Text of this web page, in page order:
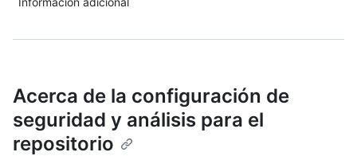
Acerca de la configuración de
seguridad y análisis para el
repositorio